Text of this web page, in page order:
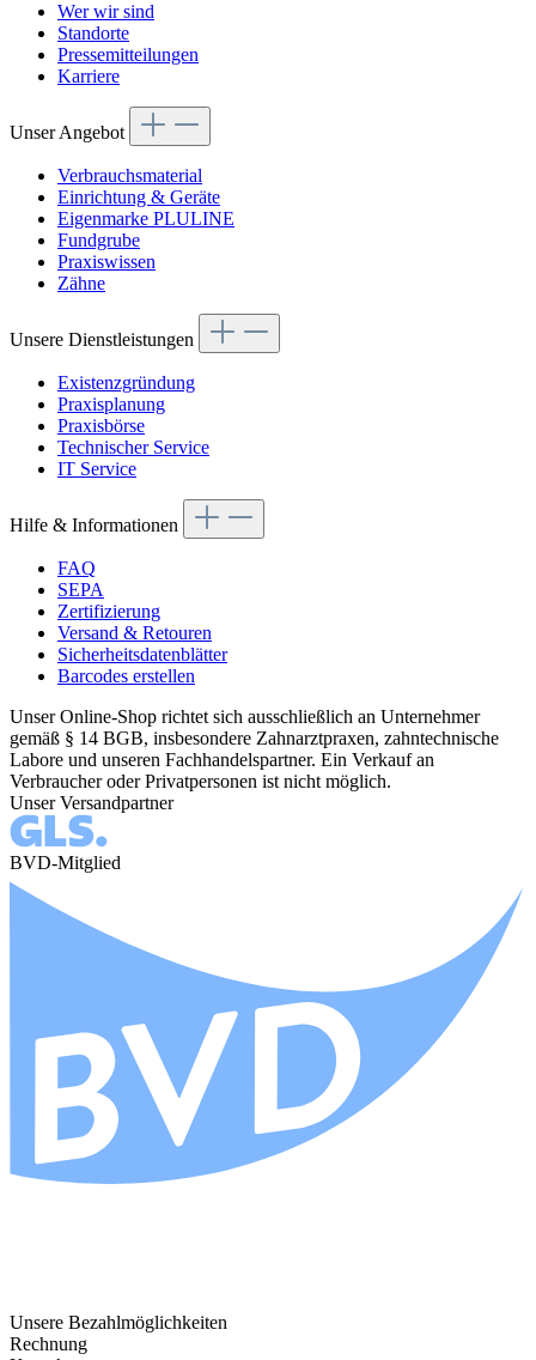
Wer wir sind
Standorte
Pressemitteilungen
Karriere
Unser Angebot
Verbrauchsmaterial
Einrichtung & Geräte
Eigenmarke PLULINE
Fundgrube
Praxiswissen
Zähne
Unsere Dienstleistungen
Existenzgründung
Praxisplanung
Praxisbörse
Technischer Service
IT Service
Hilfe & Informationen
FAQ
SEPA
Zertifizierung
Versand & Retouren
Sicherheitsdatenblätter
Barcodes erstellen
Unser Online-Shop richtet sich ausschließlich an Unternehmer
gemäß § 14 BGB, insbesondere Zahnarztpraxen, zahntechnische
Labore und unseren Fachhandelspartner. Ein Verkauf an
Verbraucher oder Privatpersonen ist nicht möglich.
Unser Versandpartner
BVD-Mitglied
Unsere Bezahlmöglichkeiten
Rechnung